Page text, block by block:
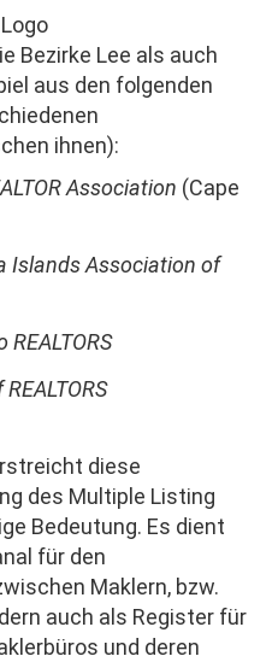
Bezirke Lee als auch
aus den folgenden
ihnen):
Association (Cape
Islands Association of
diese
des Multiple Listing
Bedeutung. Es dient
für den
Maklern, bzw.
auch als Register für
und deren